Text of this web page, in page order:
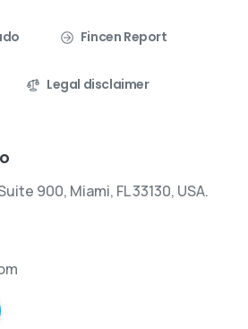
Fincen Report
Legal disclaimer
900, Miami, FL 33130, USA.